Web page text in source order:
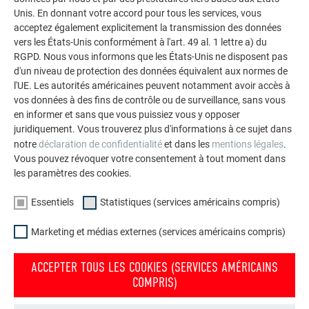
façades.
VOIR DAVANTAGE DE RÉFÉRENCES
Unis. En donnant votre accord pour tous les services, vous
acceptez également explicitement la transmission des données
vers les États-Unis conformément à l'art. 49 al. 1 lettre a) du
RGPD. Nous vous informons que les États-Unis ne disposent pas
d'un niveau de protection des données équivalent aux normes de
l'UE. Les autorités américaines peuvent notamment avoir accès à
vos données à des fins de contrôle ou de surveillance, sans vous
en informer et sans que vous puissiez vous y opposer
juridiquement. Vous trouverez plus d'informations à ce sujet dans
notredéclaration de confidentialitéet dans les mentions légales.
Vous pouvez révoquer votre consentement à tout moment dans
les paramètres des cookies.
Essentiels Statistiques (services américains compris)
Marketing et médias externes (services américains compris)
ACCEPTER TOUS LES COOKIES (SERVICES AMÉRICAINS
COMPRIS)